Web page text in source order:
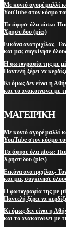
Με κοντό αγορέ μαλλί
YouTube στον κόσμο
Τα άφησε όλα πίσω: Πιο
Χρηστίδου (pics)
Εικόνα ανατριχίλας-
και μας συγκίνησε
Η φωτογραφία της με
Παντελή ξέρει να
Κι όμως δεν είναι η
και το ανακοινώνει με
ΜΑΓΕΙΡΙΚΗ
Με κοντό αγορέ μαλλί
YouTube στον κόσμο
Τα άφησε όλα πίσω: Πιο
Χρηστίδου (pics)
Εικόνα ανατριχίλας-
και μας συγκίνησε
Η φωτογραφία της με
Παντελή ξέρει να
Κι όμως δεν είναι η
και το ανακοινώνει με